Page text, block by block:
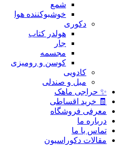
شمع
خوشبوکننده هوا
دکوری
هولدر کتاب
جار
مجسمه
کوسن و رومیزی
کادویی
مبل و صندلی
✨ حراجی ماهک
🧾 خرید اقساطی
معرفی فروشگاه
درباره ما
تماس با ما
مقالات دکوراسیون